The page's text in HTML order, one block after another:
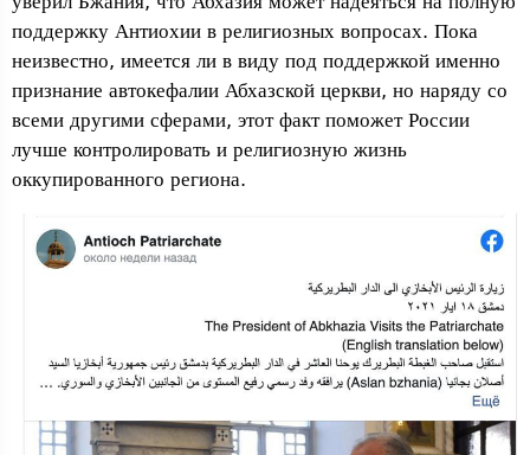
поддержку Антиохии в религиозных вопросах. Пока
неизвестно, имеется ли в виду под поддержкой именно
признание автокефалии Абхазской церкви, но наряду со
всеми другими сферами, этот факт поможет России
лучше контролировать и религиозную жизнь
оккупированного региона.